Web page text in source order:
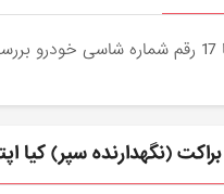
(نگهدارنده سپر) کیا